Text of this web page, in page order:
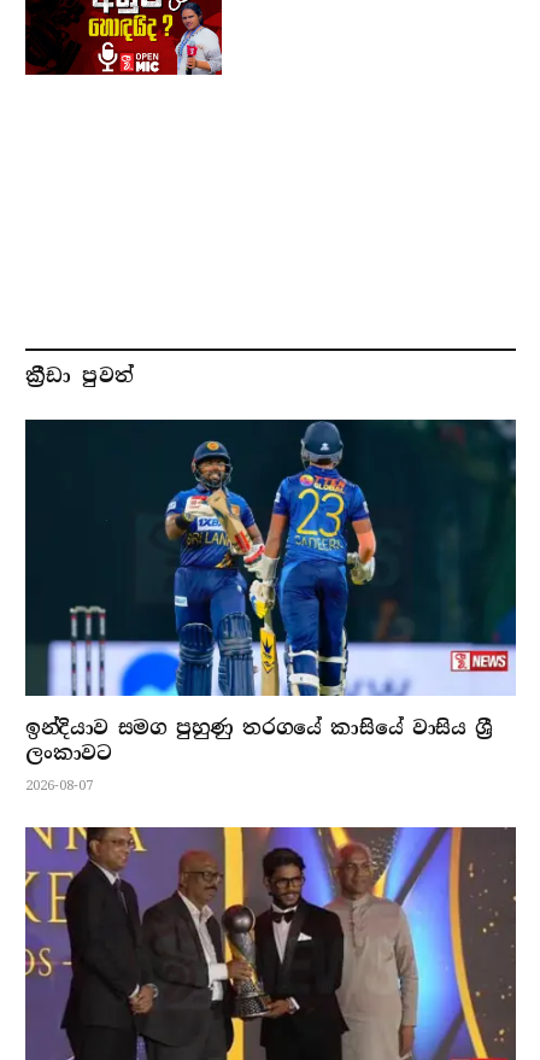
ක්‍රීඩා පුවත්
ඉන්දියාව සමග පුහුණු තරගයේ කාසියේ වාසිය ශ්‍රී
ලංකාවට
2026-08-07